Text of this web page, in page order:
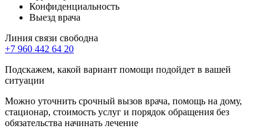
Конфиденциальность
Выезд врача
Линия связи свободна
+7 960 442 64 20
Подскажем, какой вариант помощи подойдет в вашей
ситуации
Можно уточнить срочный вызов врача, помощь на дому,
стационар, стоимость услуг и порядок обращения без
обязательства начинать лечение